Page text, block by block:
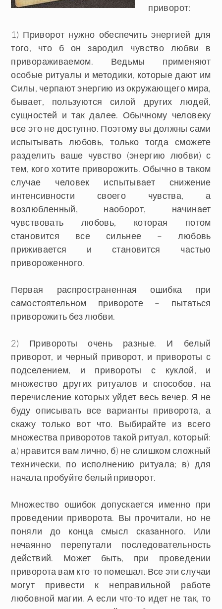
приворот:
1) Приворот нужно обеспечить энергией для
того, что б он зародил чувство любви в
привораживаемом. Ведьмы применяют
особые ритуалы и методики, которые дают им
Силы, черпают энергию из окружающего мира,
бывает, пользуются силой других людей,
сущностей и так далее. Обычному человеку
все это не доступно. Поэтому вы должны сами
испытывать любовь, только тогда сможете
разделить ваше чувство (энергию любви) с
тем, кого хотите приворожить. Обычно в таком
случае человек испытывает снижение
интенсивности своего чувства, а
возлюбленный, наоборот, начинает
чувствовать любовь, которая потом
становится все сильнее – любовь
приживается и становится частью
привороженного.
Первая распространенная ошибка при
самостоятельном привороте – пытаться
приворожить без любви.
2) Привороты очень разные. И белый
приворот, и черный приворот, и привороты с
подселением, и привороты с куклой, и
множество других ритуалов и способов, на
перечисление которых уйдет весь вечер. Я не
буду описывать все варианты приворота, а
скажу только вот что. Выбирайте из всего
множества приворотов такой ритуал, который:
а) нравится вам лично, б) не слишком сложный
технически, по исполнению ритуала; в) для
начала пробуйте белый приворот.
Множество ошибок допускается именно при
проведении приворота. Вы прочитали, но не
поняли до конца смысл сказанного. Или
нечаянно перепутали последовательность
действий. Может быть, при проведении
приворота вам кто-то помешал. Все эти случаи
могут привести к неправильной работе
любовной магии. А если что-то идет не так, то